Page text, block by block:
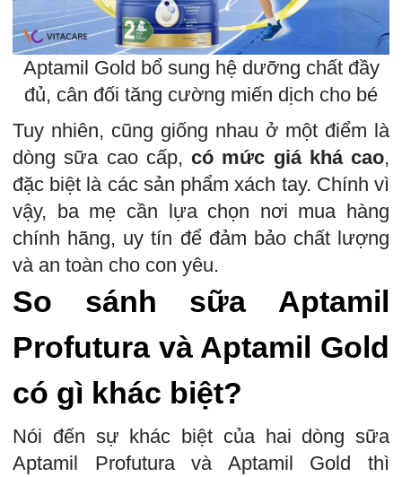
Aptamil Gold bổ sung hệ dưỡng chất đầy
đủ, cân đối tăng cường miến dịch cho bé
Tuy nhiên, cũng giống nhau ở một điểm là
dòng sữa cao cấp, có mức giá khá cao,
đặc biệt là các sản phẩm xách tay. Chính vì
vậy, ba mẹ cần lựa chọn nơi mua hàng
chính hãng, uy tín để đảm bảo chất lượng
và an toàn cho con yêu.
So sánh sữa Aptamil
Profutura và Aptamil Gold
có gì khác biệt?
Nói đến sự khác biệt của hai dòng sữa
Aptamil Profutura và Aptamil Gold thì